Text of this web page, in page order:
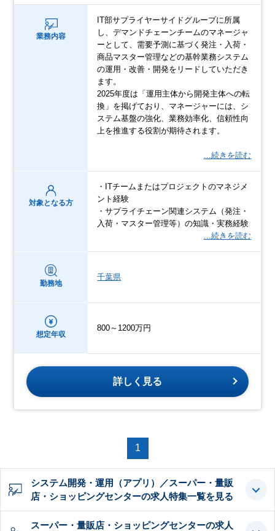
業務内容
IT部サプライヤーサイドグループに所属
し、デマンドチェーンチームのマネージャ
ーとして、需要予測に基づく発注・入荷・
商品マスター管理などの基幹業務システム
の運用・改善・開発をリードしていただき
ます。
2025年度は「運用主体から開発主体への転
換」を掲げており、マネージャーには、シ
ステム基盤の強化、業務効率化、信頼性向
上を推進する役割が期待されます。
…続きを読む
対象となる方
・ITチームまたはプロジェクトのマネジメ
ント経験
・サプライチェーン関連システム（発注・
入荷・マスター管理等）の知識・実務経験
…続きを読む
勤務地
千葉県
想定年収
800～1200万円
詳しく見る
1
システム開発・運用（アプリ）／スーパー・量販
店・ショッピングセンターの求人特集一覧を見る
スーパー・量販店・ショッピングセンターの求人